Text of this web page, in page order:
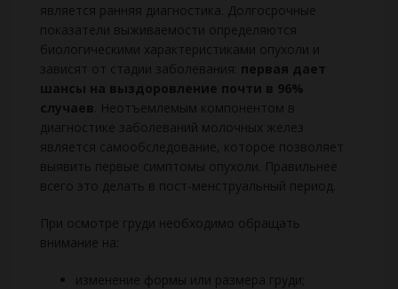
является ранняя диагностика. Долгосрочные
показатели выживаемости определяются
биологическими характеристиками опухоли и
зависят от стадии заболевания: первая дает
шансы на выздоровление почти в 96%
случаев . Неотъемлемым компонентом в
диагностике заболеваний молочных желез
является самообследование, которое позволяет
выявить первые симптомы опухоли. Правильнее
всего это делать в пост-менструальный период.
При осмотре груди необходимо обращать
внимание на:
изменение формы или размера груди;